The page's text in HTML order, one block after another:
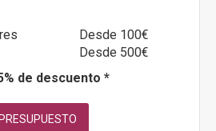
Desde 100€
Desde 500€
de descuento *